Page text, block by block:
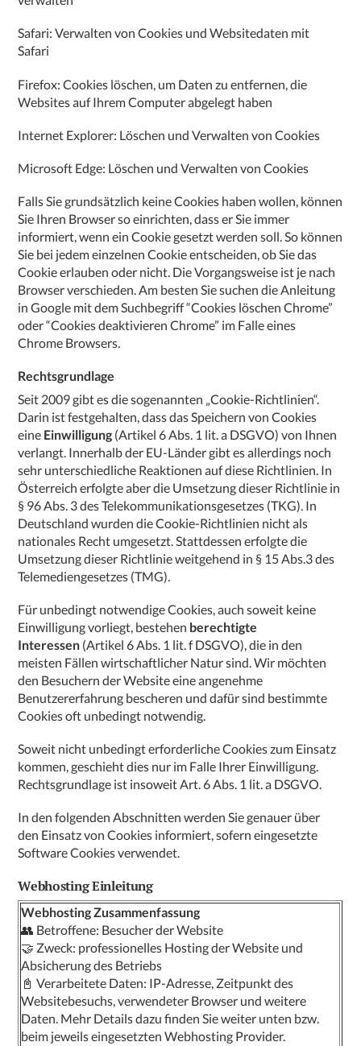
Safari: Verwalten von Cookies und Websitedaten mit
Safari
Firefox: Cookies löschen, um Daten zu entfernen, die
Websites auf Ihrem Computer abgelegt haben
Internet Explorer: Löschen und Verwalten von Cookies
Microsoft Edge: Löschen und Verwalten von Cookies
Falls Sie grundsätzlich keine Cookies haben wollen, können
Sie Ihren Browser so einrichten, dass er Sie immer
informiert, wenn ein Cookie gesetzt werden soll. So können
Sie bei jedem einzelnen Cookie entscheiden, ob Sie das
Cookie erlauben oder nicht. Die Vorgangsweise ist je nach
Browser verschieden. Am besten Sie suchen die Anleitung
in Google mit dem Suchbegriff “Cookies löschen Chrome”
oder “Cookies deaktivieren Chrome” im Falle eines
Chrome Browsers.
Rechtsgrundlage
Seit 2009 gibt es die sogenannten „Cookie-Richtlinien“.
Darin ist festgehalten, dass das Speichern von Cookies
eine Einwilligung (Artikel 6 Abs. 1 lit. a DSGVO) von Ihnen
verlangt. Innerhalb der EU-Länder gibt es allerdings noch
sehr unterschiedliche Reaktionen auf diese Richtlinien. In
Österreich erfolgte aber die Umsetzung dieser Richtlinie in
§ 96 Abs. 3 des Telekommunikationsgesetzes (TKG). In
Deutschland wurden die Cookie-Richtlinien nicht als
nationales Recht umgesetzt. Stattdessen erfolgte die
Umsetzung dieser Richtlinie weitgehend in § 15 Abs.3 des
Telemediengesetzes (TMG).
Für unbedingt notwendige Cookies, auch soweit keine
Einwilligung vorliegt, bestehen berechtigte
Interessen (Artikel 6 Abs. 1 lit. f DSGVO), die in den
meisten Fällen wirtschaftlicher Natur sind. Wir möchten
den Besuchern der Website eine angenehme
Benutzererfahrung bescheren und dafür sind bestimmte
Cookies oft unbedingt notwendig.
Soweit nicht unbedingt erforderliche Cookies zum Einsatz
kommen, geschieht dies nur im Falle Ihrer Einwilligung.
Rechtsgrundlage ist insoweit Art. 6 Abs. 1 lit. a DSGVO.
In den folgenden Abschnitten werden Sie genauer über
den Einsatz von Cookies informiert, sofern eingesetzte
Software Cookies verwendet.
Webhosting Einleitung
Webhosting Zusammenfassung
👥 Betroffene: Besucher der Website
🤝 Zweck: professionelles Hosting der Website und
Absicherung des Betriebs
📓 Verarbeitete Daten: IP-Adresse, Zeitpunkt des
Websitebesuchs, verwendeter Browser und weitere
Daten. Mehr Details dazu finden Sie weiter unten bzw.
beim jeweils eingesetzten Webhosting Provider.